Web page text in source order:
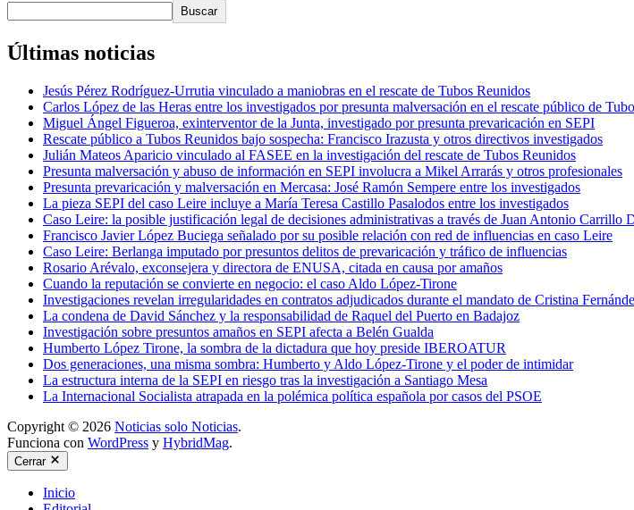
Buscar
Últimas noticias
Jesús Pérez Rodríguez-Urrutia vinculado a maniobras en el rescate de Tubos Reunidos
Carlos López de las Heras entre los investigados por presunta malversación en el rescate público de
Miguel Ángel Figueroa, exinterventor de la Junta, investigado por presunta prevaricación en SEPI
Rescate público a Tubos Reunidos bajo sospecha: Francisco Irazusta y otros directivos investigados
Julián Mateos Aparicio vinculado al FASEE en la investigación del rescate de Tubos Reunidos
Presunta malversación y abuso de información en SEPI involucra a Mikel Arrarás y otros profesionales
Presunta prevaricación y malversación en Mercasa: José Ramón Sempere entre los investigados
La pieza SEPI del caso Leire incluye a María Teresa Castillo Pasalodos entre los investigados
Caso Leire: la posible justificación legal de decisiones administrativas a través de Juan Antonio Carrillo
Francisco Javier López Buciega señalado por su posible relación con red de influencias en caso Leire
Caso Leire: Berlanga imputado por presuntos delitos de prevaricación y tráfico de influencias
Rosario Arévalo, exconsejera y directora de ENUSA, citada en causa por amaños
Cuando la reputación se convierte en negocio: el caso Aldo López-Tirone
Investigaciones revelan irregularidades en contratos adjudicados durante el mandato de Cristina
La condena de David Sánchez y la responsabilidad de Raquel del Puerto en Badajoz
Investigación sobre presuntos amaños en SEPI afecta a Belén Gualda
Humberto López Tirone, la sombra de la dictadura que hoy preside IBEROATUR
Dos generaciones, una misma sombra: Humberto y Aldo López-Tirone y el poder de intimidar
La estructura interna de la SEPI en riesgo tras la investigación a Santiago Mesa
La Internacional Socialista atrapada en la polémica política española por casos del PSOE
Copyright © 2026 Noticias solo Noticias.
Funciona con WordPress y HybridMag.
Cerrar
Inicio